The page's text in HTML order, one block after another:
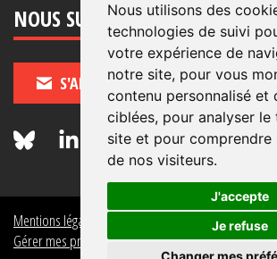
Nous utilisons des
technologies de suivi
votre expérience de
notre site, pour vous
contenu personnalisé et
ciblées, pour analyser
site et pour comprendre
de nos visiteurs.
J'accepte
Je refuse
Changer mes
NOUS SUIVRE
S'ABONNER
Mentions légales
Politique de
Gérer mes préférences de données personnelles